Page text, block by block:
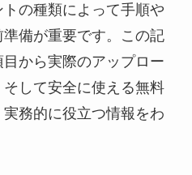
の種類によって手順や
備が重要です。この記
から実際のアップロー
そして安全に使える無料
務的に役立つ情報をわ